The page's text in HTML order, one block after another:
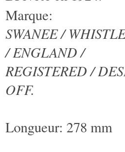
Marque:
SWANEE /
/ ENGLAND /
REGISTERED /
OFF.
Longueur: 278 mm